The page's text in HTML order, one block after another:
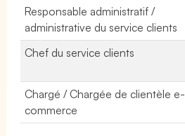
Responsable administratif /
administrative du service clients
Chef du service clients
Chargé / Chargée de clientèle e-
commerce